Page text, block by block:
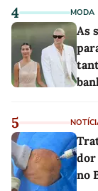
4 MODA
As
5
dor
no